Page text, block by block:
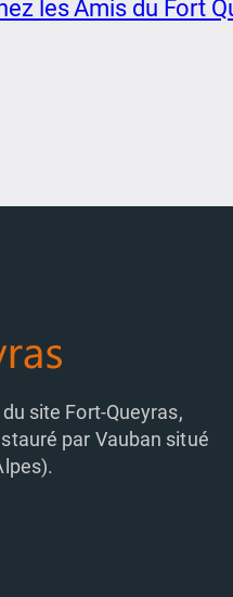
les Amis du Fort
site Fort-Queyras,
par Vauban situé